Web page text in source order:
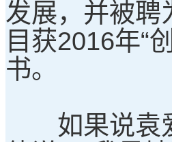
发展，并被聘
目获2016年“
书。
如果说袁爱